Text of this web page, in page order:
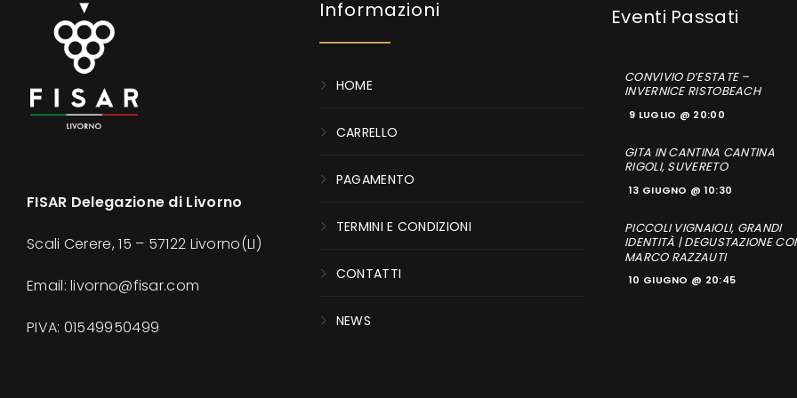
FISAR Delegazione di Livorno
Scali Cerere, 15 – 57122 Livorno(LI)
Email: livorno@fisar.com
PIVA: 01549950499
Informazioni
HOME
CARRELLO
PAGAMENTO
TERMINI E CONDIZIONI
CONTATTI
NEWS
CONVIVIO D’ESTATE –
INVERNICE RISTOBEACH
9 LUGLIO @ 20:00
GITA IN CANTINA CANTINA
RIGOLI, SUVERETO
13 GIUGNO @ 10:30
PICCOLI VIGNAIOLI, GRANDI
IDENTITÀ | DEGUSTAZIONE
MARCO RAZZAUTI
10 GIUGNO @ 20:45